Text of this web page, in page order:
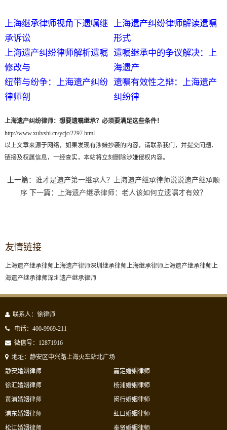
上海继承律师视角下遗嘱继
承诉讼
上海遗产纠纷律师解读遗嘱
形式
上海遗产纠纷律师解析遗嘱
修改与
遗嘱继承中的争议解决：上
海遗产
纽带与纷争：上海遗产纠纷
律师剖
遗嘱有效性之辩：上海遗产
纠纷律
上海遗产纠纷律师：想要遗嘱继承？必须要满足这些条件！
http://www.xulvshi.cn/ycjc/2297.html
以上文章来源于网络，如果发现有涉嫌抄袭的内容，请联系我们，并提交问题、
链接及权属信息，一经查实，本站将立刻删除涉嫌侵权内容。
上一篇： 谁才是遗产第一继承人？上海遗产继承律师说说遗产继承顺
序下一篇： 上海遗产继承律师：老人该如何立遗嘱才有效？
友情链接
上海遗产继承律师上海遗产律师深圳继承律师上海继承律师上海遗产继承律师上
海遗产继承律师深圳遗产继承律师
联系人：徐律师
电话：400-9969-211
微信号：12871916
地址：静安区中兴路上海火车站北广场
静安婚姻律师
徐汇婚姻律师
黄浦婚姻律师
浦东婚姻律师
嘉定婚姻律师
杨浦婚姻律师
闵行婚姻律师
虹口婚姻律师
松江婚姻律师
奉贤婚姻律师